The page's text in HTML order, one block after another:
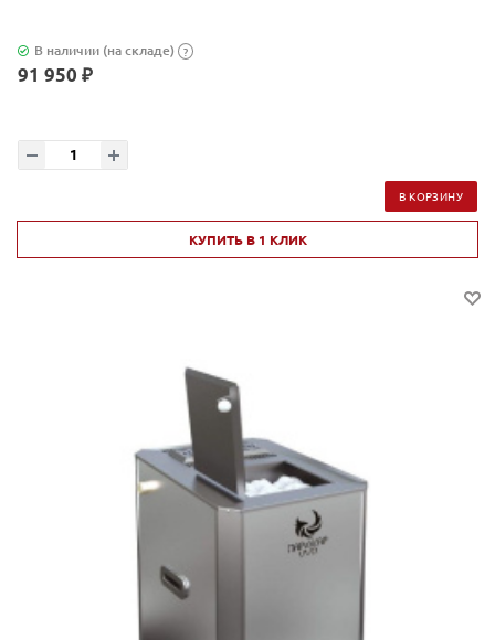
В наличии (на складе) ?
91 950 ₽
В КОРЗИНУ
КУПИТЬ В 1 КЛИК